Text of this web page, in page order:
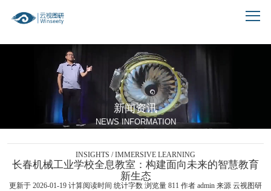
新闻资讯
NEWS INFORMATION
INSIGHTS / IMMERSIVE LEARNING
长春机械工业学校全息教室：构建面向未来的智慧教育
新生态
更新于 2026-01-19 计算阅读时间 统计字数 浏览量 811 作者 admin 来源 云视图研